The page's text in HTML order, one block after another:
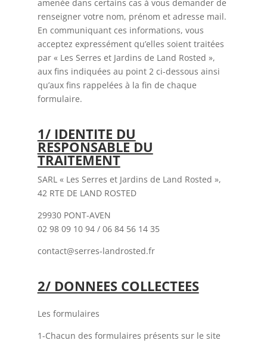
amenée dans certains cas à vous demander de
renseigner votre nom, prénom et adresse mail.
En communiquant ces informations, vous
acceptez expressément qu’elles soient traitées
par « Les Serres et Jardins de Land Rosted »,
aux fins indiquées au point 2 ci-dessous ainsi
qu’aux fins rappelées à la fin de chaque
formulaire.
1/ IDENTITE DU
RESPONSABLE DU
TRAITEMENT
SARL « Les Serres et Jardins de Land Rosted »,
42 RTE DE LAND ROSTED
29930 PONT-AVEN
02 98 09 10 94 / 06 84 56 14 35
contact@serres-landrosted.fr
2/ DONNEES COLLECTEES
Les formulaires
1-Chacun des formulaires présents sur le site